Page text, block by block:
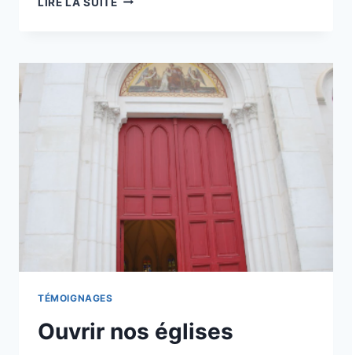
MISSION
TÉMOIGNAGES
Ouvrir nos églises